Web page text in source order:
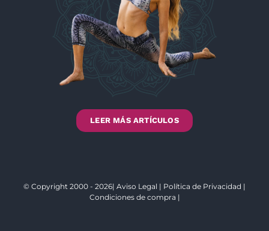
LEER MÁS ARTÍCULOS
© Copyright 2000 - 2026| Aviso Legal | Política de Privacidad |
Condiciones de compra |